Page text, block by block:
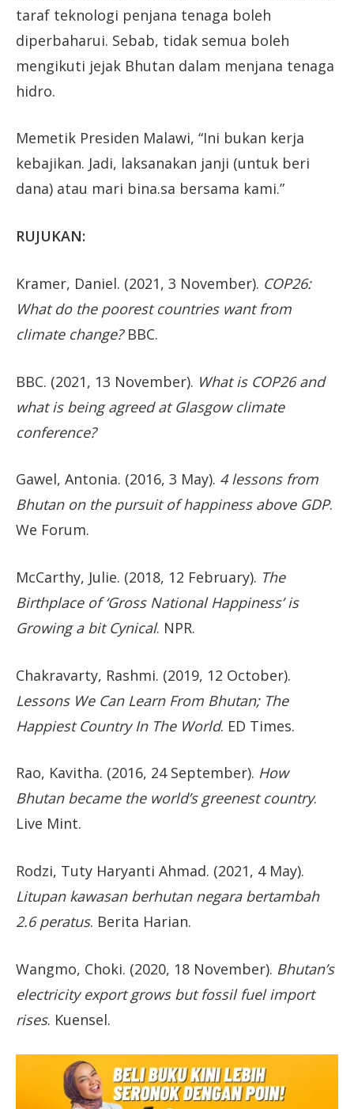
taraf teknologi penjana tenaga boleh
diperbaharui. Sebab, tidak semua boleh
mengikuti jejak Bhutan dalam menjana tenaga
hidro.
Memetik Presiden Malawi, “Ini bukan kerja
kebajikan. Jadi, laksanakan janji (untuk beri
dana) atau mari bina.sa bersama kami.”
RUJUKAN:
Kramer, Daniel. (2021, 3 November). COP26:
What do the poorest countries want from
climate change?BBC.
BBC. (2021, 13 November). What is COP26 and
what is being agreed at Glasgow climate
conference?
Gawel, Antonia. (2016, 3 May). 4 lessons from
Bhutan on the pursuit of happiness above GDP.
We Forum.
McCarthy, Julie. (2018, 12 February). The
Birthplace of ‘Gross National Happiness’ is
Growing a bit Cynical. NPR.
Chakravarty, Rashmi. (2019, 12 October).
Lessons We Can Learn From Bhutan; The
Happiest Country In The World. ED Times.
Rao, Kavitha. (2016, 24 September). How
Bhutan became the world’s greenest country.
Live Mint.
Rodzi, Tuty Haryanti Ahmad. (2021, 4 May).
Litupan kawasan berhutan negara bertambah
2.6 peratus. Berita Harian.
Wangmo, Choki. (2020, 18 November). Bhutan’s
electricity export grows but fossil fuel import
rises. Kuensel.